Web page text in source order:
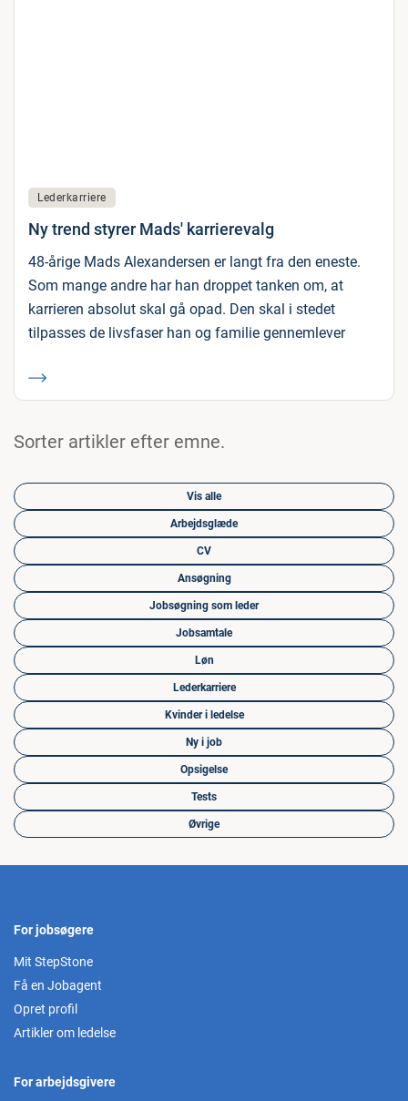
Lederkarriere
Ny trend styrer Mads' karrierevalg
48-årige Mads Alexandersen er langt fra den eneste.
Som mange andre har han droppet tanken om, at
karrieren absolut skal gå opad. Den skal i stedet
tilpasses de livsfaser han og familie gennemlever
Sorter artikler efter emne.
Vis alle
Arbejdsglæde
CV
Ansøgning
Jobsøgning som leder
Jobsamtale
Løn
Lederkarriere
Kvinder i ledelse
Ny i job
Opsigelse
Tests
Øvrige
For jobsøgere
Mit StepStone
Få en Jobagent
Opret profil
Artikler om ledelse
For arbejdsgivere